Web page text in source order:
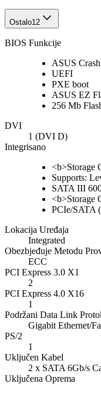
Ostalo12
BIOS Funkcije
ASUS
UEFI
PXE boot
ASUS EZ
256 Mb
DVI
1 (DVI D)
Integrisano
<b>Storage
Supports:
SATA III
<b>Storage
PCIe/SATA
Lokacija Uređaja
Integrated
Obezbjeđuje Metodu
ECC
PCI Express 3.0 X1
2
PCI Express 4.0 X16
1
Podržani Data Link
Gigabit Ethernet/
PS/2
1
Uključen Kabel
2 x SATA 6Gb/s
Uključena Oprema